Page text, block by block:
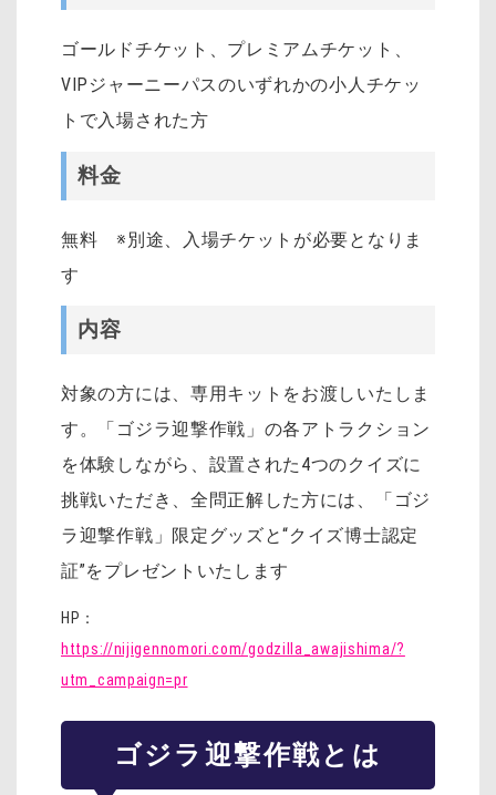
ゴールドチケット、プレミアムチケット、
VIPジャーニーパスのいずれかの小人チケッ
トで入場された方
料金
無料 ※別途、入場チケットが必要となりま
す
内容
対象の方には、専用キットをお渡しいたしま
す。「ゴジラ迎撃作戦」の各アトラクション
を体験しながら、設置された4つのクイズに
挑戦いただき、全問正解した方には、「ゴジ
ラ迎撃作戦」限定グッズと“クイズ博士認定
証”をプレゼントいたします
HP：
https://nijigennomori.com/godzilla_awajishima/?
utm_campaign=pr
ゴジラ迎撃作戦とは